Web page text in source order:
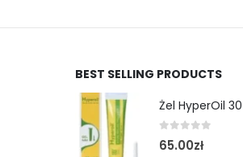
BEST SELLING PRODUCTS
0out of 5
65.00zł